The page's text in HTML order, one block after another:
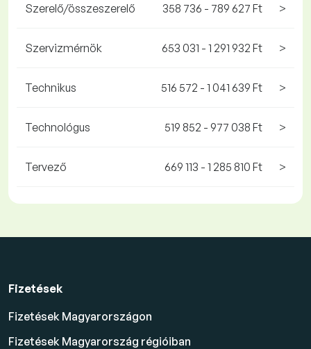
Szerelő/összeszerelő 358 736 - 789 627 Ft >
Szervizmérnök 653 031 - 1 291 932 Ft >
Technikus 516 572 - 1 041 639 Ft >
Technológus 519 852 - 977 038 Ft >
Tervező 669 113 - 1 285 810 Ft >
Fizetések
Fizetések Magyarországon
Fizetések Magyarország régióiban